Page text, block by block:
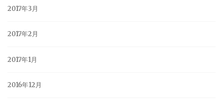
2017年3月
2017年2月
2017年1月
2016年12月